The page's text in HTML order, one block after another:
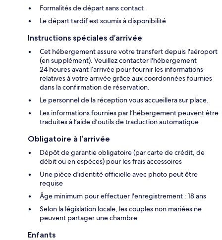
Formalités de départ sans contact
Le départ tardif est soumis à disponibilité
Instructions spéciales d’arrivée
Cet hébergement assure votre transfert depuis l'aéroport
(en supplément). Veuillez contacter l'hébergement
24 heures avant l’arrivée pour fournir les informations
relatives à votre arrivée grâce aux coordonnées fournies
dans la confirmation de réservation.
Le personnel de la réception vous accueillera sur place.
Les informations fournies par l’hébergement peuvent être
traduites à l’aide d’outils de traduction automatique
Obligatoire à l’arrivée
Dépôt de garantie obligatoire (par carte de crédit, de
débit ou en espèces) pour les frais accessoires
Une pièce d'identité officielle avec photo peut être
requise
Âge minimum pour effectuer l'enregistrement : 18 ans
Selon la législation locale, les couples non mariées ne
peuvent partager une chambre
Enfants